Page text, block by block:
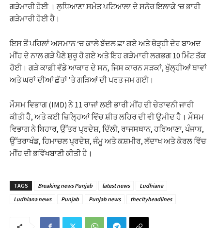
ਗੜੇਮਾਰੀ ਹੋਈ । ਲੁਧਿਆਣਾ ਸਮੇਤ ਪਟਿਆਲਾ ਦੇ ਸਨੋਰ ਇਲਾਕੇ ‘ਚ ਭਾਰੀ
ਗੜੇਮਾਰੀ ਹੋਈ ਹੈ।
ਇਸ ਤੋਂ ਪਹਿਲਾਂ ਅਸਮਾਨ ‘ਚ ਕਾਲੇ ਬੱਦਲ ਛਾ ਗਏ ਅਤੇ ਥੋੜ੍ਹੀ ਦੇਰ ਬਾਅਦ
ਮੀਂਹ ਦੇ ਨਾਲ ਗੜੇ ਪੈਣੇ ਸ਼ੁਰੂ ਹੋ ਗਏ ਅਤੇ ਇਹ ਗੜੇਮਾਰੀ ਲਗਭਗ 10 ਮਿੰਟ ਤੱਕ
ਹੋਈ। ਗੜੇ ਕਾਫ਼ੀ ਵੱਡੇ ਆਕਾਰ ਦੇ ਸਨ, ਜਿਸ ਕਾਰਨ ਸੜਕਾਂ, ਖੁੱਲ੍ਹੀਆਂ ਥਾਵਾਂ
ਅਤੇ ਘਰਾਂ ਦੀਆਂ ਛੱਤਾਂ ’ਤੇ ਗੜਿਆਂ ਦੀ ਪਰਤ ਜਮ ਗਈ।
ਮੌਸਮ ਵਿਭਾਗ (IMD) ਨੇ 11 ਰਾਜਾਂ ਲਈ ਭਾਰੀ ਮੀਂਹ ਦੀ ਚੇਤਾਵਨੀ ਜਾਰੀ
ਕੀਤੀ ਹੈ, ਅਤੇ ਕਈ ਜ਼ਿਲ੍ਹਿਆਂ ਵਿੱਚ ਸ਼ੀਤ ਲਹਿਰ ਦੀ ਵੀ ਉਮੀਦ ਹੈ। ਮੌਸਮ
ਵਿਭਾਗ ਨੇ ਬਿਹਾਰ, ਉੱਤਰ ਪ੍ਰਦੇਸ਼, ਦਿੱਲੀ, ਰਾਜਸਥਾਨ, ਹਰਿਆਣਾ, ਪੰਜਾਬ,
ਉੱਤਰਾਖੰਡ, ਹਿਮਾਚਲ ਪ੍ਰਦੇਸ਼, ਜੰਮੂ ਅਤੇ ਕਸ਼ਮੀਰ, ਲੱਦਾਖ ਅਤੇ ਕੇਰਲ ਵਿੱਚ
ਮੀਂਹ ਦੀ ਭਵਿੱਖਬਾਣੀ ਕੀਤੀ ਹੈ।
TAGS Breaking news Punjab latest news
Ludhiana
Ludhiana news
Punjab Punjab news thecityheadlines